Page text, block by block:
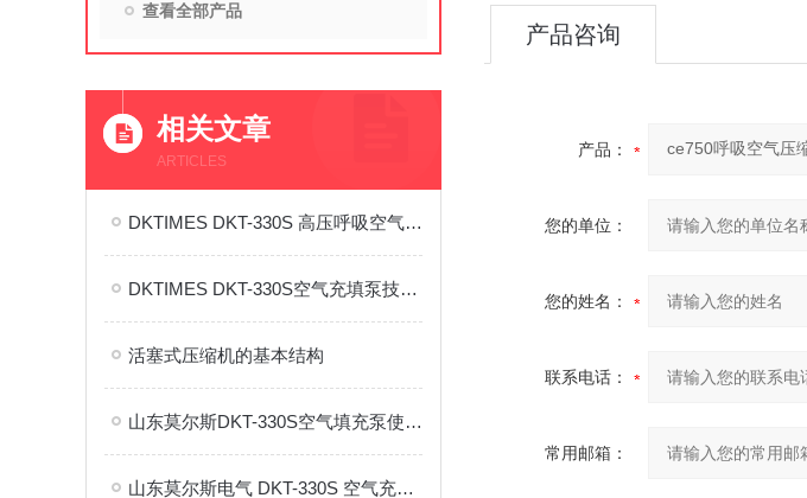
查看全部产品
相关文章
ARTICLES
DKTIMES DKT-330S 高压呼吸空气充填泵 使用与维护全流程技术指南
DKTIMES DKT-330S空气充填泵技术解析
活塞式压缩机的基本结构
山东莫尔斯DKT-330S空气填充泵使用注意事项
​山东莫尔斯电气 DKT-330S 空气充填泵核心参数与应用
产品咨询
产品：
您的单位：
您的姓名：
联系电话：
常用邮箱：